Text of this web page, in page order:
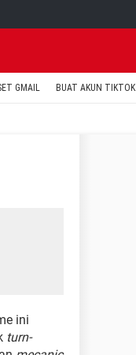
GMAIL BUAT AKUN TIKTOK
ini
turn-